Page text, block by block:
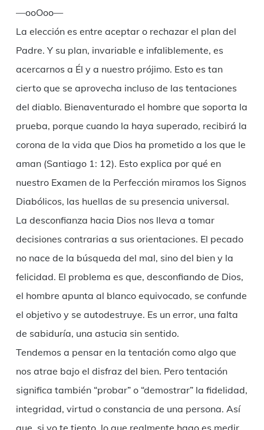
—ooOoo—
La elección es entre aceptar o rechazar el plan del
Padre. Y su plan, invariable e infaliblemente, es
acercarnos a Él y a nuestro prójimo. Esto es tan
cierto que se aprovecha incluso de las tentaciones
del diablo. Bienaventurado el hombre que soporta la
prueba, porque cuando la haya superado, recibirá la
corona de la vida que Dios ha prometido a los que le
aman (Santiago 1: 12). Esto explica por qué en
nuestro Examen de la Perfección miramos los Signos
Diabólicos, las huellas de su presencia universal.
La desconfianza hacia Dios nos lleva a tomar
decisiones contrarias a sus orientaciones. El pecado
no nace de la búsqueda del mal, sino del bien y la
felicidad. El problema es que, desconfiando de Dios,
el hombre apunta al blanco equivocado, se confunde
el objetivo y se autodestruye. Es un error, una falta
de sabiduría, una astucia sin sentido.
Tendemos a pensar en la tentación como algo que
nos atrae bajo el disfraz del bien. Pero tentación
significa también “probar” o “demostrar” la fidelidad,
integridad, virtud o constancia de una persona. Así
que, si yo te tiento, lo que realmente hago es medir